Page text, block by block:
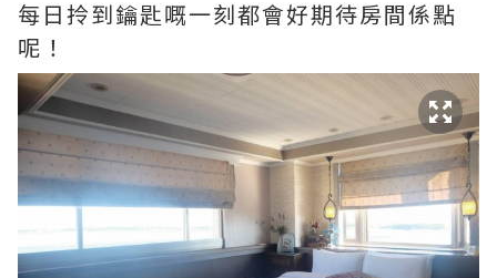
每日拎到鑰匙嘅一刻都會好期待房間係點
呢！